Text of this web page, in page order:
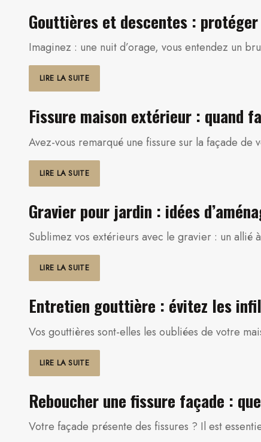
Gouttières et descentes :
Imaginez : une nuit d’orage, vous entendez un
LIRE LA SUITE
Fissure maison extérieur : quand
Avez-vous remarqué une fissure sur la façade
LIRE LA SUITE
Gravier pour jardin : idées
Sublimez vos extérieurs avec le gravier : un
LIRE LA SUITE
Entretien gouttière : évitez les
Vos gouttières sont-elles les oubliées de votre
LIRE LA SUITE
Reboucher une fissure façade :
Votre façade présente des fissures ? Il est